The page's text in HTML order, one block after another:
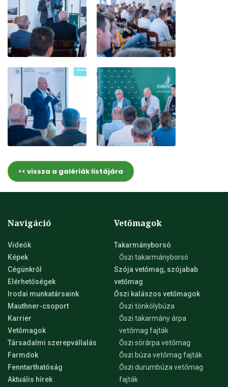
<< vissza a galériák listájára
Navigáció
Videók
Képek
Cégünkről
Elérhetőségek
Irodai munkatársaink
Mauthner-csoport
Karrier
Vetőmagok
Társadalmi szerepvállalás
Farmdok
Fenntarthatóság
Aktuális hírek
Vetőmagok
Takarmányborsó
Őszi takarmányborsó
Szója vetőmag, szójabab
vetőmag
Őszi kalászos vetőmagok
Őszi tönkölybúza
Őszi takarmány árpa
vetőmag fajták
Őszi sörárpa vetőmag
Őszi búza vetőmag fajták
Őszi durumbúza vetőmag
fajták